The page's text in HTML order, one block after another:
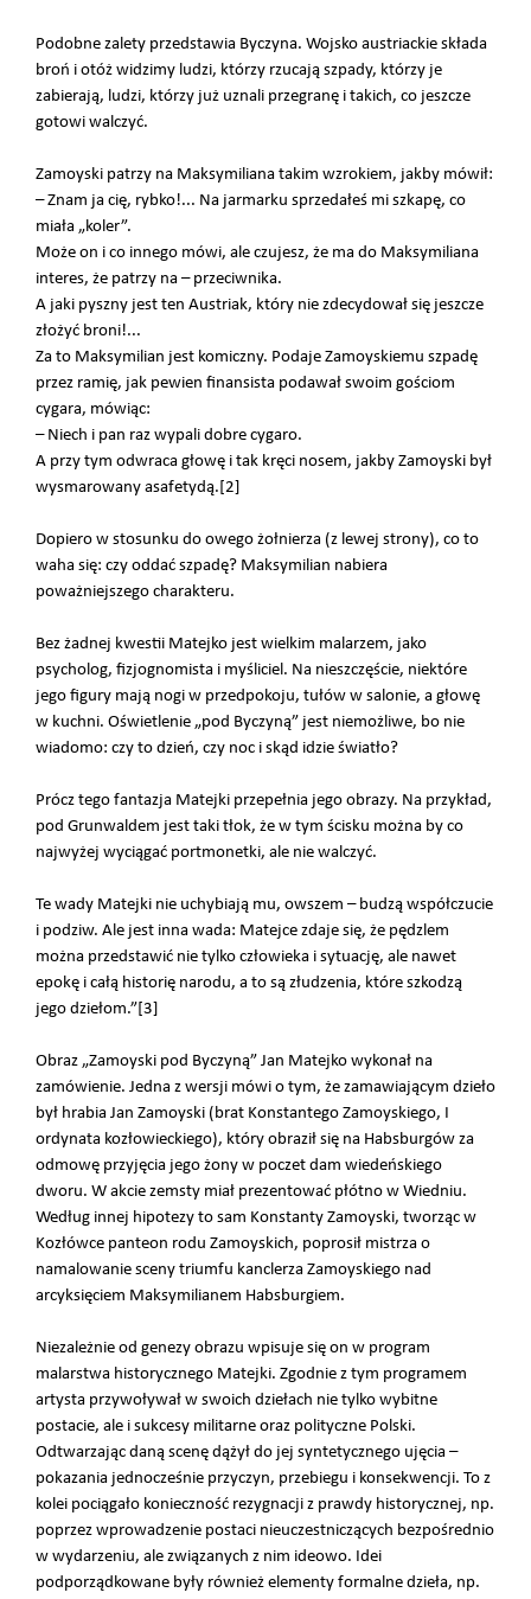
Podobne zalety przedstawia Byczyna. Wojsko austriackie składa
broń i otóż widzimy ludzi, którzy rzucają szpady, którzy je
zabierają, ludzi, którzy już uznali przegranę i takich, co jeszcze
gotowi walczyć.
Zamoyski patrzy na Maksymiliana takim wzrokiem, jakby mówił:
– Znam ja cię, rybko!... Na jarmarku sprzedałeś mi szkapę, co
miała „koler”.
Może on i co innego mówi, ale czujesz, że ma do Maksymiliana
interes, że patrzy na – przeciwnika.
A jaki pyszny jest ten Austriak, który nie zdecydował się jeszcze
złożyć broni!...
Za to Maksymilian jest komiczny. Podaje Zamoyskiemu szpadę
przez ramię, jak pewien finansista podawał swoim gościom
cygara, mówiąc:
– Niech i pan raz wypali dobre cygaro.
A przy tym odwraca głowę i tak kręci nosem, jakby Zamoyski był
wysmarowany asafetydą.[2]
Dopiero w stosunku do owego żołnierza (z lewej strony), co to
waha się: czy oddać szpadę? Maksymilian nabiera
poważniejszego charakteru.
Bez żadnej kwestii Matejko jest wielkim malarzem, jako
psycholog, fizjognomista i myśliciel. Na nieszczęście, niektóre
jego figury mają nogi w przedpokoju, tułów w salonie, a głowę
w kuchni. Oświetlenie „pod Byczyną” jest niemożliwe, bo nie
wiadomo: czy to dzień, czy noc i skąd idzie światło?
Prócz tego fantazja Matejki przepełnia jego obrazy. Na przykład,
pod Grunwaldem jest taki tłok, że w tym ścisku można by co
najwyżej wyciągać portmonetki, ale nie walczyć.
Te wady Matejki nie uchybiają mu, owszem – budzą współczucie
i podziw. Ale jest inna wada: Matejce zdaje się, że pędzlem
można przedstawić nie tylko człowieka i sytuację, ale nawet
epokę i całą historię narodu, a to są złudzenia, które szkodzą
jego dziełom.”[3]
Obraz „Zamoyski pod Byczyną” Jan Matejko wykonał na
zamówienie. Jedna z wersji mówi o tym, że zamawiającym dzieło
był hrabia Jan Zamoyski (brat Konstantego Zamoyskiego, I
ordynata kozłowieckiego), który obraził się na Habsburgów za
odmowę przyjęcia jego żony w poczet dam wiedeńskiego
dworu. W akcie zemsty miał prezentować płótno w Wiedniu.
Według innej hipotezy to sam Konstanty Zamoyski, tworząc w
Kozłówce panteon rodu Zamoyskich, poprosił mistrza o
namalowanie sceny triumfu kanclerza Zamoyskiego nad
arcyksięciem Maksymilianem Habsburgiem.
Niezależnie od genezy obrazu wpisuje się on w program
malarstwa historycznego Matejki. Zgodnie z tym programem
artysta przywoływał w swoich dziełach nie tylko wybitne
postacie, ale i sukcesy militarne oraz polityczne Polski.
Odtwarzając daną scenę dążył do jej syntetycznego ujęcia –
pokazania jednocześnie przyczyn, przebiegu i konsekwencji. To z
kolei pociągało konieczność rezygnacji z prawdy historycznej, np.
poprzez wprowadzenie postaci nieuczestniczących bezpośrednio
w wydarzeniu, ale związanych z nim ideowo. Idei
podporządkowane były również elementy formalne dzieła, np.